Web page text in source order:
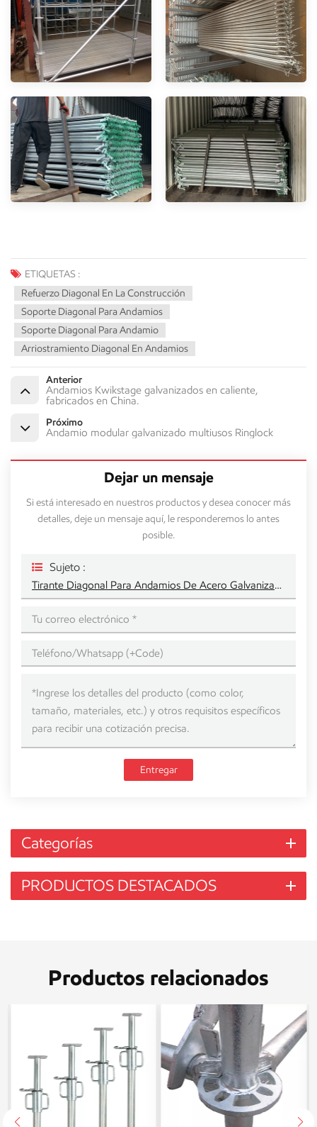
ETIQUETAS :
Refuerzo Diagonal En La Construcción
Soporte Diagonal Para Andamios
Soporte Diagonal Para Andamio
Arriostramiento Diagonal En Andamios
Anterior
Andamios Kwikstage galvanizados en caliente,
fabricados en China.
Próximo
Andamio modular galvanizado multiusos Ringlock
Dejar un mensaje
Si está interesado en nuestros productos y desea conocer más
detalles, deje un mensaje aquí, le responderemos lo antes
posible.
Sujeto :
Tirante Diagonal Para Andamios De Acero Galvanizado De Alta Resistencia
Entregar
Categorías
PRODUCTOS DESTACADOS
Productos relacionados